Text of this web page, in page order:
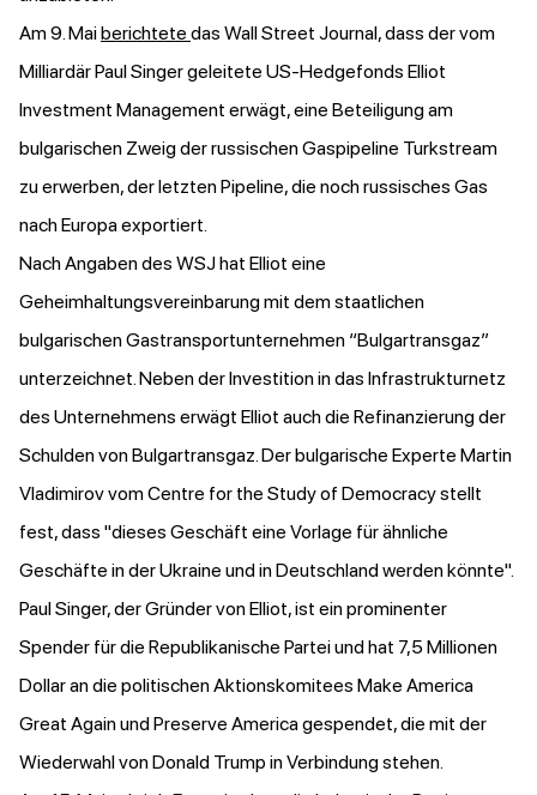
Am 9. Maiberichtete das Wall Street Journal, dass der vom
Milliardär Paul Singer geleitete US-Hedgefonds Elliot
Investment Management erwägt, eine Beteiligung am
bulgarischen Zweig der russischen Gaspipeline Turkstream
zu erwerben, der letzten Pipeline, die noch russisches Gas
nach Europa exportiert.
Nach Angaben des WSJ hat Elliot eine
Geheimhaltungsvereinbarung mit dem staatlichen
bulgarischen Gastransportunternehmen “Bulgartransgaz”
unterzeichnet. Neben der Investition in das Infrastrukturnetz
des Unternehmens erwägt Elliot auch die Refinanzierung der
Schulden von Bulgartransgaz. Der bulgarische Experte Martin
Vladimirov vom Centre for the Study of Democracy stellt
fest, dass "dieses Geschäft eine Vorlage für ähnliche
Geschäfte in der Ukraine und in Deutschland werden könnte".
Paul Singer, der Gründer von Elliot, ist ein prominenter
Spender für die Republikanische Partei und hat 7,5 Millionen
Dollar an die politischen Aktionskomitees Make America
Great Again und Preserve America gespendet, die mit der
Wiederwahl von Donald Trump in Verbindung stehen.